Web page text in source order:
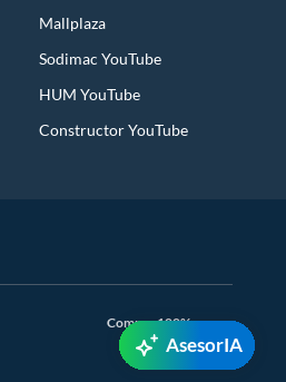
Mallplaza
Sodimac YouTube
HUM YouTube
Constructor YouTube
Compra 100% segura
AsesorIA